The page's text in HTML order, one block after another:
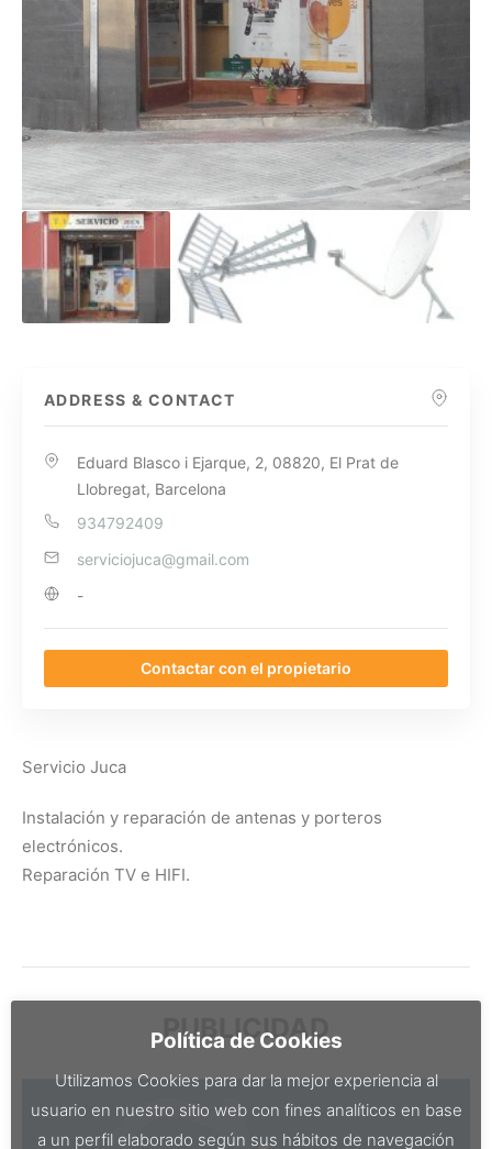
ADDRESS & CONTACT
Eduard Blasco i Ejarque, 2, 08820, El Prat de
Llobregat, Barcelona
934792409
serviciojuca@gmail.com
-
Contactar con el propietario
Servicio Juca
Instalación y reparación de antenas y porteros
electrónicos.
Reparación TV e HIFI.
PUBLICIDAD
Política de Cookies
Utilizamos Cookies para dar la mejor experiencia al
usuario en nuestro sitio web con fines analíticos en base
a un perfil elaborado según sus hábitos de navegación